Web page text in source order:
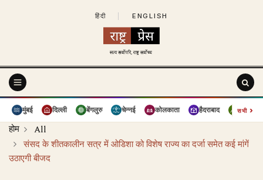
हिंदी ENGLISH
मुंबई दिल्ली बेंगलुरु चेन्नई कोलकाता हैदराबाद पुणे
सभी›
होम
All
संसद के शीतकालीन सत्र में ओडिशा को विशेष राज्य का दर्जा समेत कई मांगें
उठाएगी बीजद